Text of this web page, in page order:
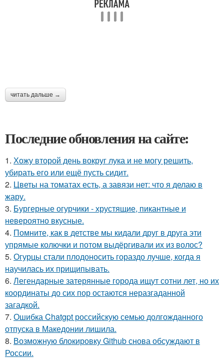
читать дальше →
Последние обновления на сайте:
1. Хожу второй день вокруг лука и не могу решить,
убирать его или ещё пусть сидит.
2. Цветы на томатах есть, а завязи нет: что я делаю в
жару.
3. Бургерные огурчики - хрустящие, пикантные и
невероятно вкусные.
4. Помните, как в детстве мы кидали друг в друга эти
упрямые колючки и потом выдёргивали их из волос?
5. Огурцы стали плодоносить гораздо лучше, когда я
научилась их прищипывать.
6. Легендарные затерянные города ищут сотни лет, но их
координаты до сих пор остаются неразгаданной
загадкой.
7. Ошибка Chatgpt российскую семью долгожданного
отпуска в Македонии лишила.
8. Возможную блокировку Github снова обсуждают в
России.